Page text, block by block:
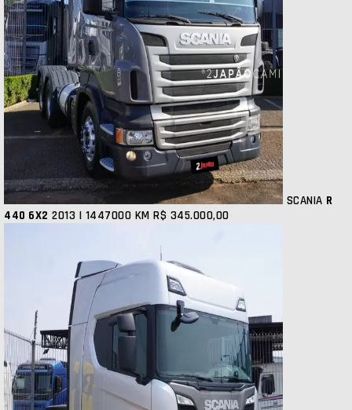
SCANIA R
440 6X2 2013 | 1447000 KM R$ 345.000,00